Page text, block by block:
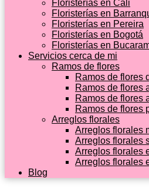
Floristerías en Cali
Floristerías en
Floristerías en Pereira
Floristerías en Bogotá
Floristerías en
Servicios cerca de mi
Ramos de flores
Ramos de flores
Ramos de flores
Ramos de flores
Ramos de flores
Arreglos florales
Arreglos florales
Arreglos florales
Arreglos florales
Arreglos florales
Blog